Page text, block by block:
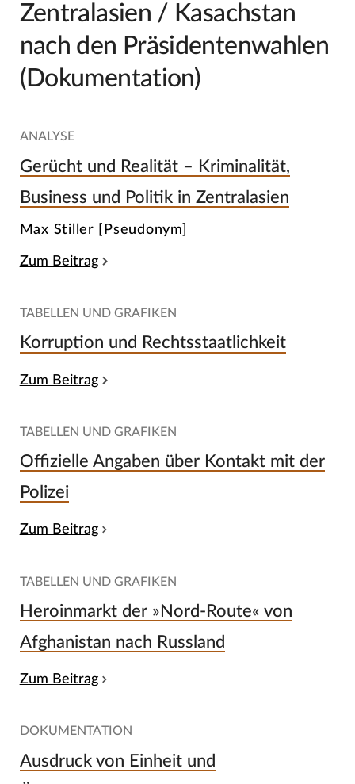
Zentralasien / Kasachstan
nach den Präsidentenwahlen
(Dokumentation)
ANALYSE
Gerücht und Realität – Kriminalität,
Business und Politik in Zentralasien
Max Stiller [Pseudonym]
Zum Beitrag
TABELLEN UND GRAFIKEN
Korruption und Rechtsstaatlichkeit
Zum Beitrag
TABELLEN UND GRAFIKEN
Offizielle Angaben über Kontakt mit der
Polizei
Zum Beitrag
TABELLEN UND GRAFIKEN
Heroinmarkt der »Nord-Route« von
Afghanistan nach Russland
Zum Beitrag
DOKUMENTATION
Ausdruck von Einheit und